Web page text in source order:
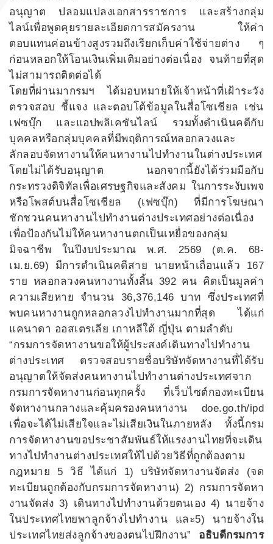
อนุญาต ปลอมแปลงเอกสารราชการ และสร้างกลุ่ม
ไลน์เพื่อพูดคุยรายละเอียดการสมัครงาน ให้ค่า
ตอบแทนค่อนข้างสูงรวมถึงเรียกเก็บค่าใช้จ่ายต่าง ๆ
ก่อนหลอกให้โอนเงินเพิ่มเติมอย่างต่อเนื่อง จนท้ายที่สุด
ไม่สามารถติดต่อได้
โดยที่ผ่านมากรมฯ ได้มอบหมายให้เจ้าหน้าที่เฝ้าระวัง
ตรวจสอบ ชี้แจง และตอบโต้ข้อมูลในสื่อโซเชียล เช่น
เฟซบุ๊ก และแอปพลิเคชันไลน์ รวมทั้งดำเนินคดีกับ
บุคคลหรือกลุ่มบุคคลที่มีพฤติการณ์หลอกลวงและ
ลักลอบจัดหางานให้คนหางานไปทำงานในต่างประเทศ
โดยไม่ได้รับอนุญาต นอกจากนี้ยังได้ร่วมมือกับ
กระทรวงดิจิทัลเพื่อเศรษฐกิจและสังคม ในการระงับเพจ
หรือโพสต์บนสื่อโซเชียล (เฟซบุ๊ก) ที่มีการโฆษณา
ชักชวนคนหางานไปทำงานต่างประเทศอย่างต่อเนื่อง
เพื่อป้องกันไม่ให้คนหางานตกเป็นเหยื่อของกลุ่ม
มิจฉาชีพ ในปีงบประมาณ พ.ศ. 2569 (ต.ค. 68-
เม.ย.69) มีการดำเนินคดีสาย นายหน้าเถื่อนแล้ว 167
ราย หลอกลวงคนหางานทั้งสิ้น 392 คน คิดเป็นมูลค่า
ความเสียหาย จำนวน 36,376,146 บาท ซึ่งประเทศที่
พบคนหางานถูกหลอกลวงไปทำงานมากที่สุด ได้แก่
แคนาดา ออสเตรเลีย เกาหลีใต้ ญี่ปุ่น ตามลำดับ
“กรมการจัดหางานขอให้ผู้ประสงค์เดินทางไปทำงาน
ต่างประเทศ ตรวจสอบรายชื่อบริษัทจัดหางานที่ได้รับ
อนุญาตให้จัดส่งคนหางานไปทำงานต่างประเทศจาก
กรมการจัดหางานก่อนทุกครั้ง ที่เว็บไซต์กองทะเบียน
จัดหางานกลางและคุ้มครองคนหางาน doe.go.th/ipd
เพื่อจะได้ไม่เสียใจและไม่เสียเงินในภายหลัง ทั้งนี้กรม
การจัดหางานขอประชาสัมพันธ์ให้แรงงานไทยที่จะเดิน
ทางไปทำงานต่างประเทศให้ไปด้วยวิธีที่ถูกต้องตาม
กฎหมาย 5 วิธี ได้แก่ 1) บริษัทจัดหางานจัดส่ง (จด
ทะเบียนถูกต้องกับกรมการจัดหางาน) 2) กรมการจัดหา
งานจัดส่ง 3) เดินทางไปทำงานด้วยตนเอง 4) นายจ้าง
ในประเทศไทยพาลูกจ้างไปทำงาน และ5) นายจ้างใน
ประเทศไทยส่งลูกจ้างของตนไปฝึกงาน” อธิบดีกรมการ